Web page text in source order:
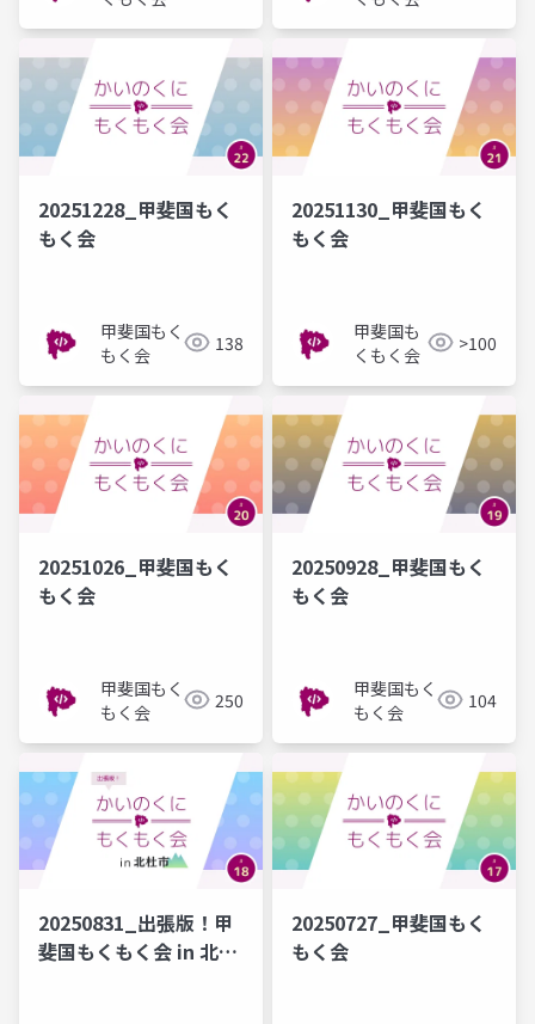
20251228_甲斐国もく
もく会
甲斐国もく
もく会
138
20251130_甲斐国もく
もく会
甲斐国も
くもく会
>100
20251026_甲斐国もく
もく会
甲斐国もく
もく会
250
20250928_甲斐国もく
もく会
甲斐国もく
もく会
104
20250831_出張版！甲
斐国もくもく会 in 北杜
20250727_甲斐国もく
もく会